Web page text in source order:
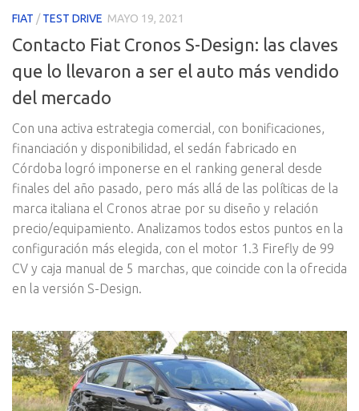
FIAT /TEST DRIVE MAYO 19, 2021
Contacto Fiat Cronos S-Design: las claves
que lo llevaron a ser el auto más vendido
del mercado
Con una activa estrategia comercial, con bonificaciones,
financiación y disponibilidad, el sedán fabricado en
Córdoba logró imponerse en el ranking general desde
finales del año pasado, pero más allá de las políticas de la
marca italiana el Cronos atrae por su diseño y relación
precio/equipamiento. Analizamos todos estos puntos en la
configuración más elegida, con el motor 1.3 Firefly de 99
CV y caja manual de 5 marchas, que coincide con la ofrecida
en la versión S-Design.